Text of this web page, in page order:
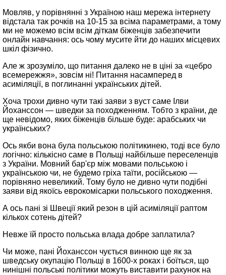
Мовляв, у порівнянні з Україною наш мережа інтернету
відстала так рочків на 10‑15 за всіма параметрами, а тому
ми не можемо всім всім діткам біженців забезпечити
онлайн навчання: ось чому мусите йти до наших місцевих
шкіл фізично.
Але ж зрозуміло, що питання далеко не в ціні за «цебро
всемережжя», зовсім ні! Питання насамперед в
асиміляції, в поглинанні українських дітей.
Хоча трохи дивно чути такі заяви з вуст саме Ілви
Йоханссон — шведки за походженням. Тобто з країни, де
ще невідомо, яких біженців більше буде: арабських чи
українських?
Ось якби вона була польською політикинею, тоді все було
логічно: кількісно саме в Польщі найбільше переселенців
з України. Мовний бар'єр між мовами польською і
українською чи, не будемо гріха таїти, російською —
порівняно невеликий. Тому було не дивно чути подібні
заяви від якоїсь еврокомісарки польського походження.
А ось пані зі Швеції який резон в цій асиміляції раптом
кількох сотень дітей?
Невже їй просто польська влада добре заплатила?
Чи може, пані Йоханссон чується винною ще як за
шведську окупацію Польщі в 1600‑х роках і боїться, що
нинішні польські політики можуть виставити рахунок на